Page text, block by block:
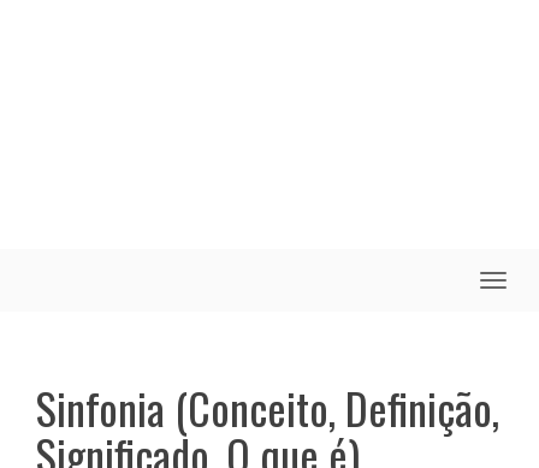
Toggle
Sinfonia (Conceito, Definição,
Significado, O que é)